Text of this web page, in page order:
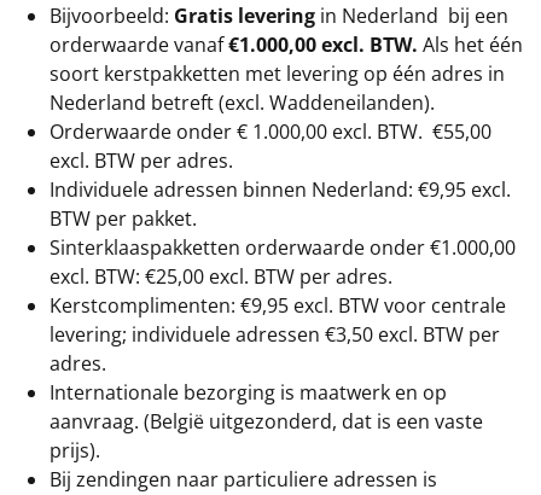
Bijvoorbeeld: Gratis levering in Nederland bij een
orderwaarde vanaf€1.000,00 excl. BTW. Als het één
soort kerstpakketten met levering op één adres in
Nederland betreft (excl. Waddeneilanden).
Orderwaarde onder € 1.000,00 excl. BTW. €55,00
excl. BTW per adres.
Individuele adressen binnen Nederland: €9,95 excl.
BTW per pakket.
Sinterklaaspakketten orderwaarde onder €1.000,00
excl. BTW: €25,00 excl. BTW per adres.
Kerstcomplimenten: €9,95 excl. BTW voor centrale
levering; individuele adressen €3,50 excl. BTW per
adres.
Internationale bezorging is maatwerk en op
aanvraag. (België uitgezonderd, dat is een vaste
prijs).
Bij zendingen naar particuliere adressen is